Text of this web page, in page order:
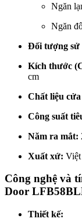
Ngăn
Ngăn
Đối tượng sử
Kích thước
cm
Chất liệu
Công suất
Năm ra mắt:
Xuất xứ:
Công nghệ và
Door
Thiết kế: